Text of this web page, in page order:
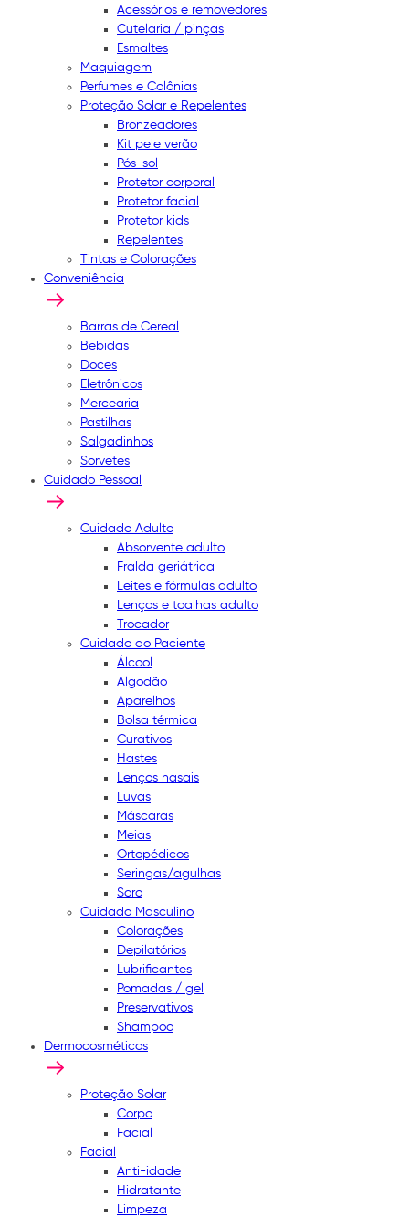
Acessórios e removedores
Cutelaria / pinças
Esmaltes
Maquiagem
Perfumes e Colônias
Proteção Solar e Repelentes
Bronzeadores
Kit pele verão
Pós-sol
Protetor corporal
Protetor facial
Protetor kids
Repelentes
Tintas e Colorações
Conveniência
Barras de Cereal
Bebidas
Doces
Eletrônicos
Mercearia
Pastilhas
Salgadinhos
Sorvetes
Cuidado Pessoal
Cuidado Adulto
Absorvente adulto
Fralda geriátrica
Leites e fórmulas adulto
Lenços e toalhas adulto
Trocador
Cuidado ao Paciente
Álcool
Algodão
Aparelhos
Bolsa térmica
Curativos
Hastes
Lenços nasais
Luvas
Máscaras
Meias
Ortopédicos
Seringas/agulhas
Soro
Cuidado Masculino
Colorações
Depilatórios
Lubrificantes
Pomadas / gel
Preservativos
Shampoo
Dermocosméticos
Proteção Solar
Corpo
Facial
Facial
Anti-idade
Hidratante
Limpeza